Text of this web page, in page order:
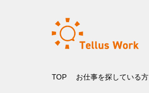
TOP お仕事を探している方